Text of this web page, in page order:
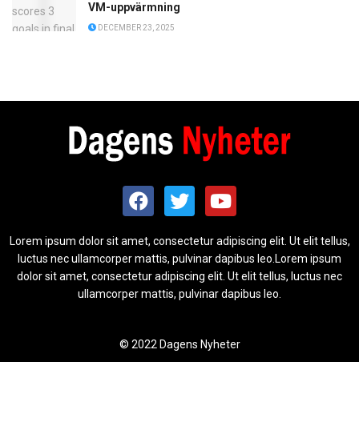
VM-uppvärmning
DECEMBER 23, 2025
Lorem ipsum dolor sit amet, consectetur adipiscing elit. Ut elit tellus,
luctus nec ullamcorper mattis, pulvinar dapibus leo.Lorem ipsum
dolor sit amet, consectetur adipiscing elit. Ut elit tellus, luctus nec
ullamcorper mattis, pulvinar dapibus leo.
© 2022 Dagens Nyheter